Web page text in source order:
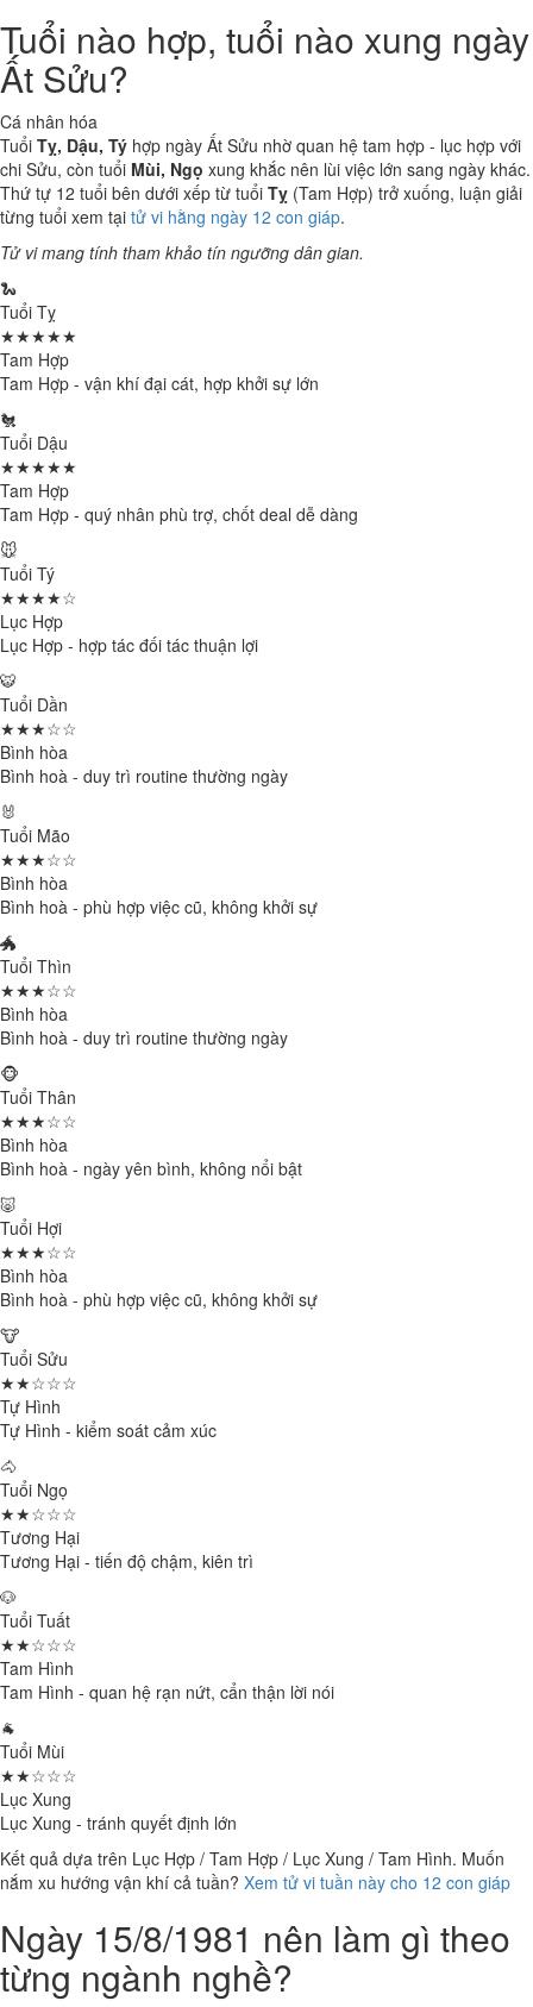
Tuổi nào hợp, tuổi nào xung ngày
Ất Sửu?
Cá nhân hóa
Tuổi Tỵ, Dậu, Tý hợp ngày Ất Sửu nhờ quan hệ tam hợp - lục hợp với
chi Sửu, còn tuổi Mùi, Ngọ xung khắc nên lùi việc lớn sang ngày khác.
Thứ tự 12 tuổi bên dưới xếp từ tuổi Tỵ (Tam Hợp) trở xuống, luận giải
từng tuổi xem tại tử vi hằng ngày 12 con giáp.
Tử vi mang tính tham khảo tín ngưỡng dân gian.
🐍
Tuổi Tỵ
★★★★★
Tam Hợp
Tam Hợp - vận khí đại cát, hợp khởi sự lớn
🐔
Tuổi Dậu
★★★★★
Tam Hợp
Tam Hợp - quý nhân phù trợ, chốt deal dễ dàng
🐭
Tuổi Tý
★★★★☆
Lục Hợp
Lục Hợp - hợp tác đối tác thuận lợi
🐯
Tuổi Dần
★★★☆☆
Bình hòa
Bình hoà - duy trì routine thường ngày
🐰
Tuổi Mão
★★★☆☆
Bình hòa
Bình hoà - phù hợp việc cũ, không khởi sự
🐲
Tuổi Thìn
★★★☆☆
Bình hòa
Bình hoà - duy trì routine thường ngày
🐵
Tuổi Thân
★★★☆☆
Bình hòa
Bình hoà - ngày yên bình, không nổi bật
🐷
Tuổi Hợi
★★★☆☆
Bình hòa
Bình hoà - phù hợp việc cũ, không khởi sự
🐮
Tuổi Sửu
★★☆☆☆
Tự Hình
Tự Hình - kiểm soát cảm xúc
🐴
Tuổi Ngọ
★★☆☆☆
Tương Hại
Tương Hại - tiến độ chậm, kiên trì
🐶
Tuổi Tuất
★★☆☆☆
Tam Hình
Tam Hình - quan hệ rạn nứt, cẩn thận lời nói
🐐
Tuổi Mùi
★★☆☆☆
Lục Xung
Lục Xung - tránh quyết định lớn
Kết quả dựa trên Lục Hợp / Tam Hợp / Lục Xung / Tam Hình. Muốn
nắm xu hướng vận khí cả tuần? Xem tử vi tuần này cho 12 con giáp
Ngày 15/8/1981 nên làm gì theo
từng ngành nghề?